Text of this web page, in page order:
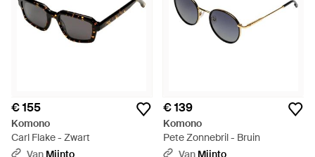
€ 155
Komono
Carl Flake - Zwart
Van Miinto
€ 139
Komono
Pete Zonnebril - Bruin
Van Miinto